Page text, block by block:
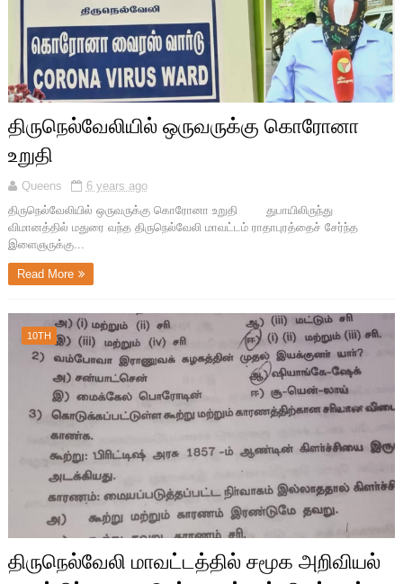
திருநெல்வேலியில் ஒருவருக்கு கொரோனா
உறுதி
Queens
6 years ago
திருநெல்வேலியில் ஒருவருக்கு கொரோனா உறுதி துபாயிலிருந்து
விமானத்தில் மதுரை வந்த திருநெல்வேலி மாவட்டம் ராதாபுரத்தைச் சேர்ந்த
இளைஞருக்கு...
Read More
10TH
திருநெல்வேலி மாவட்டத்தில் சமூக அறிவியல்